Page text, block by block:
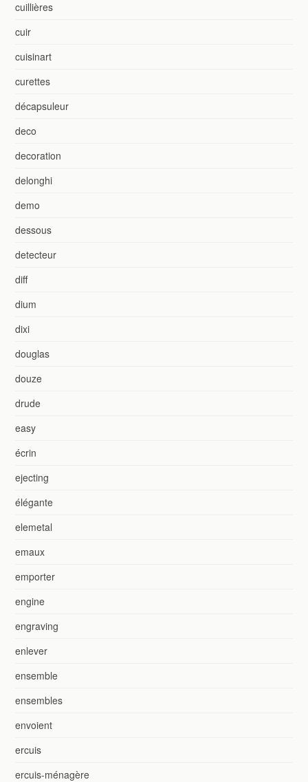
cuillières
cuir
cuisinart
curettes
décapsuleur
deco
decoration
delonghi
demo
dessous
detecteur
diff
dium
dixi
douglas
douze
drude
easy
écrin
ejecting
élégante
elemetal
emaux
emporter
engine
engraving
enlever
ensemble
ensembles
envoient
ercuis
ercuis-ménagère